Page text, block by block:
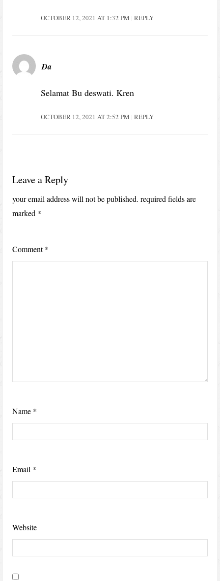
OCTOBER 12, 2021 AT 1:32 PM REPLY
Da
Selamat Bu deswati. Kren
OCTOBER 12, 2021 AT 2:52 PM REPLY
Leave a Reply
your email address will not be published. required fields are
marked *
Comment*
Name *
Email *
Website